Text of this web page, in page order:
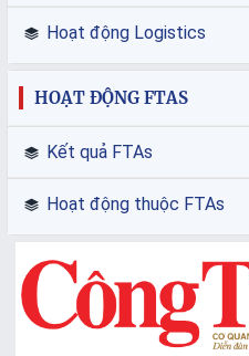
Hoạt động Logistics
HOẠT ĐỘNG FTAS
Kết quả FTAs
Hoạt động thuộc FTAs